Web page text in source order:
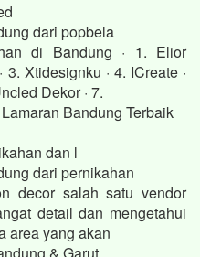
dari popbela
di Bandung · 1. Elior
Xtidesignku · 4. ICreate ·
Dekor · 7.
Bandung Terbaik
dan l
dari pernikahan
decor salah satu vendor
detail dan mengetahui
area yang akan